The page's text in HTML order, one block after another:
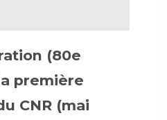
(80e
première
CNR (mai